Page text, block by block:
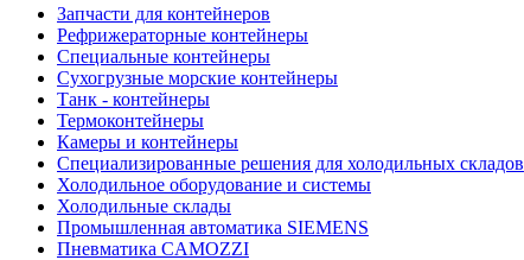
Запчасти для контейнеров
Рефрижераторные контейнеры
Специальные контейнеры
Сухогрузные морские контейнеры
Танк - контейнеры
Термоконтейнеры
Камеры и контейнеры
Специализированные решения для холодильных складов
Холодильное оборудование и системы
Холодильные склады
Промышленная автоматика SIEMENS
Пневматика CAMOZZI